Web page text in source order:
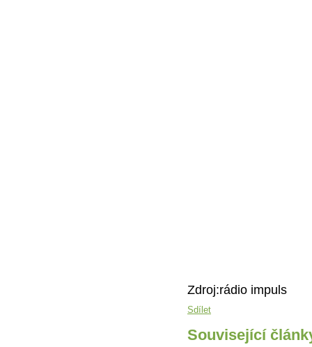
Zdroj:rádio impuls
Sdílet
Související